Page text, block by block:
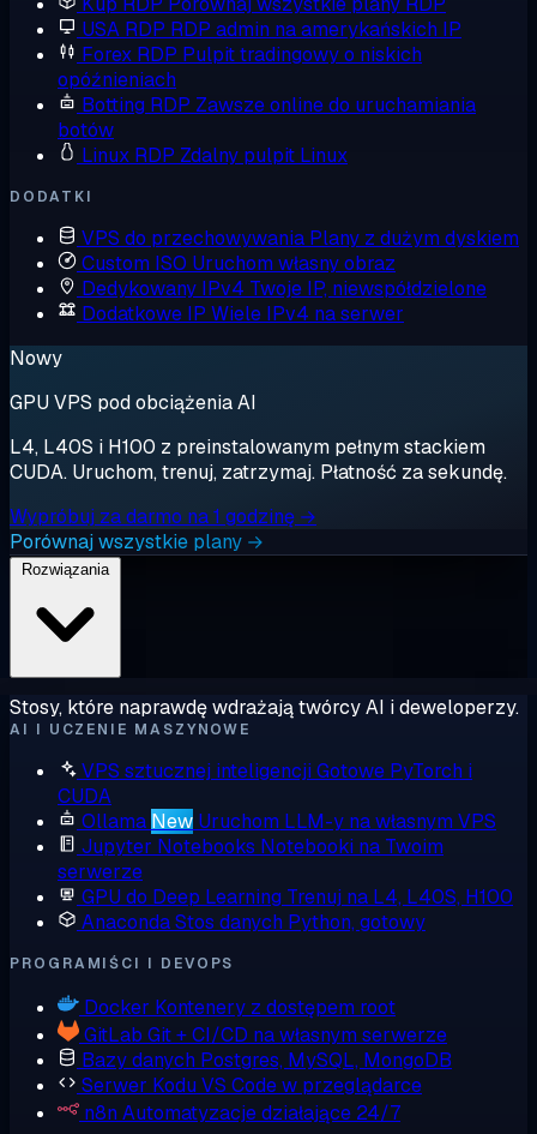
USA RDP RDP admin na amerykańskich IP
Forex RDP Pulpit tradingowy o niskich
opóźnieniach
Botting RDP Zawsze online do uruchamiania
botów
Linux RDP Zdalny pulpit Linux
DODATKI
VPS do przechowywania Plany z dużym dyskiem
Custom ISO Uruchom własny obraz
Dedykowany IPv4 Twoje IP, niewspółdzielone
Dodatkowe IP Wiele IPv4 na serwer
Nowy
GPU VPS pod obciążenia AI
L4, L40S i H100 z preinstalowanym pełnym stackiem
CUDA. Uruchom, trenuj, zatrzymaj. Płatność za sekundę.
Wypróbuj za darmo na 1 godzinę →
Porównaj wszystkie plany →
Rozwiązania
Stosy, które naprawdę wdrażają twórcy AI i deweloperzy.
AI I UCZENIE MASZYNOWE
VPS sztucznej inteligencji Gotowe PyTorch i
CUDA
Ollama New Uruchom LLM-y na własnym VPS
Jupyter Notebooks Notebooki na Twoim
serwerze
GPU do Deep Learning Trenuj na L4, L40S, H100
AnacondaStos danych Python, gotowy
PROGRAMIŚCI I DEVOPS
Docker Kontenery z dostępem root
GitLab Git + CI/CD na własnym serwerze
Bazy danych Postgres, MySQL, MongoDB
Serwer Kodu VS Code w przeglądarce
n8n Automatyzacje działające 24/7